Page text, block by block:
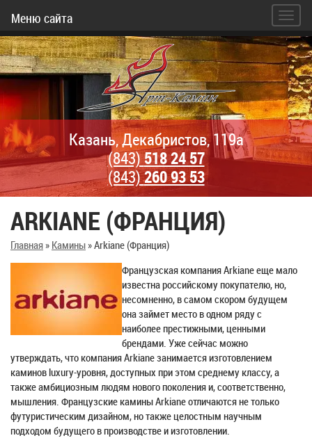
Меню сайта
Казань, Декабристов, 119а
(843)518 24 57
(843)260 93 53
ARKIANE (ФРАНЦИЯ)
Главная» Камины»Arkiane (Франция)
Французская компания Arkiane еще мало
известна российскому покупателю, но,
несомненно, в самом скором будущем
она займет место в одном ряду с
наиболее престижными, ценными
брендами. Уже сейчас можно
утверждать, что компания Arkiane занимается изготовлением
каминов luxury-уровня, доступных при этом среднему классу, а
также амбициозным людям нового поколения и, соответственно,
мышления. Французские камины Arkiane отличаются не только
футуристическим дизайном, но также целостным научным
подходом будущего в производстве и изготовлении.